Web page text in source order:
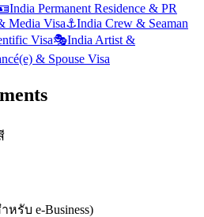
India Permanent Residence & PR
Media Visa⚓India Crew & Seaman
Visa🎭India Artist &
& Spouse Visa
หรับ e-Business)